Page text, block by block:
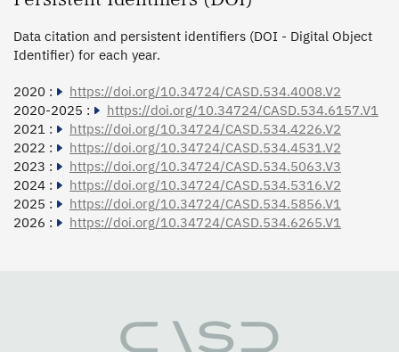
Data citation and persistent identifiers (DOI - Digital Object
Identifier) for each year.
2020 :
https://doi.org/10.34724/CASD.534.4008.V2
2020-2025 :
https://doi.org/10.34724/CASD.534.6157.V1
2021 :
https://doi.org/10.34724/CASD.534.4226.V2
2022 :
https://doi.org/10.34724/CASD.534.4531.V2
2023 :
https://doi.org/10.34724/CASD.534.5063.V3
2024 :
https://doi.org/10.34724/CASD.534.5316.V2
2025 :
https://doi.org/10.34724/CASD.534.5856.V1
2026 :
https://doi.org/10.34724/CASD.534.6265.V1